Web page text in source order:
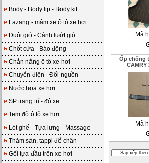
Body - Body lip - Body kit
Lazang - mâm xe ô tô xe hơi
Đuôi gió - Cánh lướt gió
Chốt cửa - Báo động
Chắn nắng ô tô xe hơi
Chuyển điện - Đổi nguồn
Nước hoa xe hơi
SP trang trí - độ xe
Tem độ ô tô xe hơi
Lót ghế - Tựa lưng - Massage
Thảm sàn, tappi để chân
Gối tựa đầu trên xe hơi
Mã
Ốp chống
CAMRY
Mã